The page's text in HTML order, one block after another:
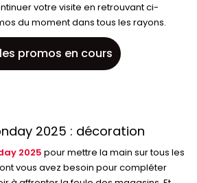
votre visite en retrouvant ci-
du moment dans tous les rayons.
promos en cours
2025 : décoration
2025 pour mettre la main sur tous les
vous avez besoin pour compléter